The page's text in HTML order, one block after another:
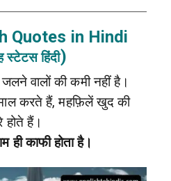
Quotes in Hindi
स्टेटस हिंदी)
वालों की कमी नहीं है।
करते हैं, महफ़िलें खुद की
होते हैं।
ही काफी होता है।